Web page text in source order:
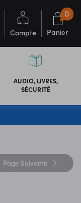
Compte Panier
0
AUDIO, LIVRES,
SÉCURITÉ
Page Suivante